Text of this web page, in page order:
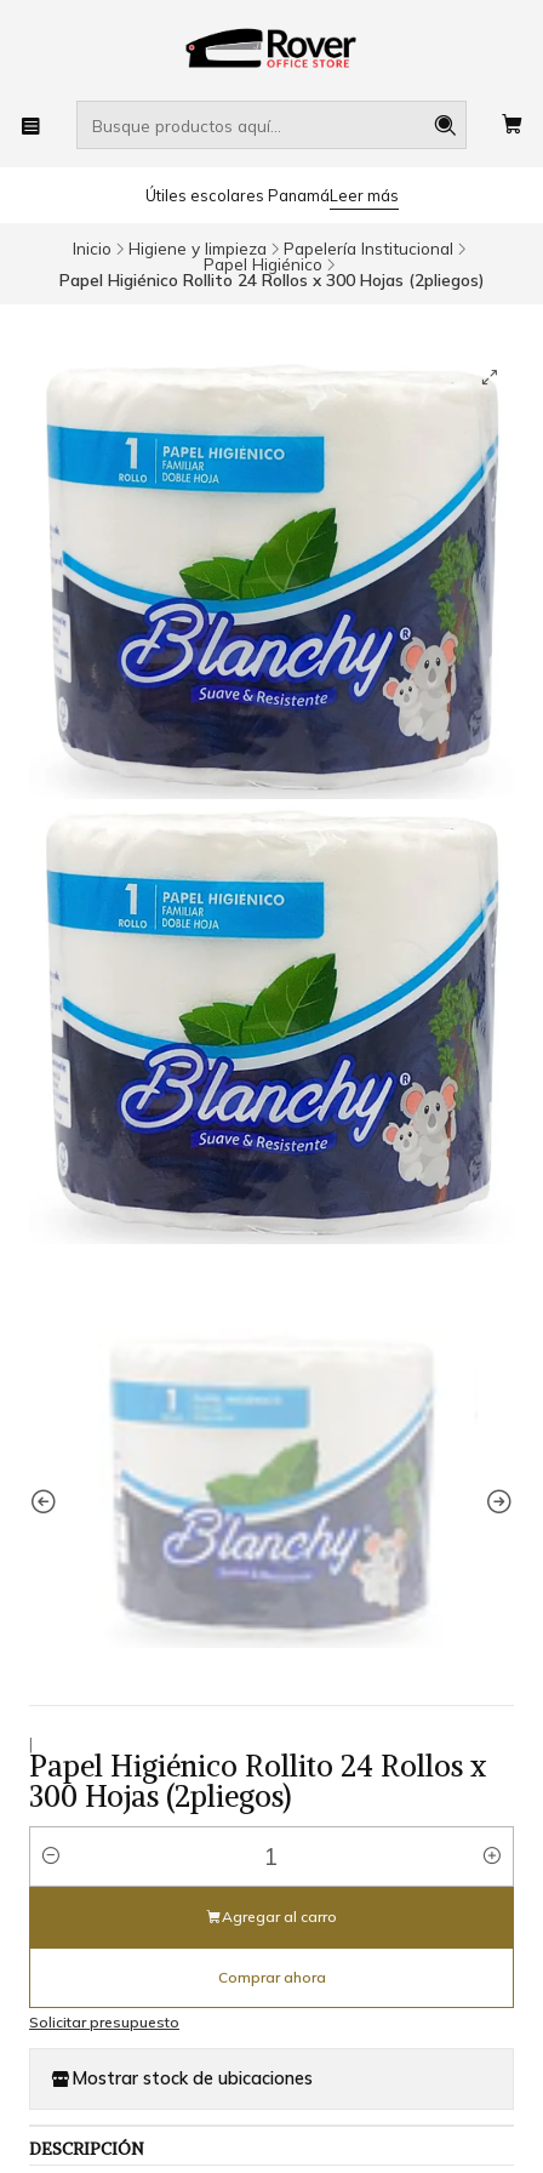
Útiles escolares PanamáLeer más
Inicio Higiene y limpieza Papelería Institucional
Papel Higiénico
Papel Higiénico Rollito 24 Rollos x 300 Hojas (2pliegos)
|
Papel Higiénico Rollito 24 Rollos x
300 Hojas (2pliegos)
Cantidad
Agregar al carro
Comprar ahora
Solicitar presupuesto
Mostrar stock de ubicaciones
DESCRIPCIÓN